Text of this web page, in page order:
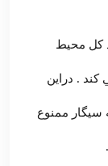
كل محيط
كند . دراين
سيگار ممنوع